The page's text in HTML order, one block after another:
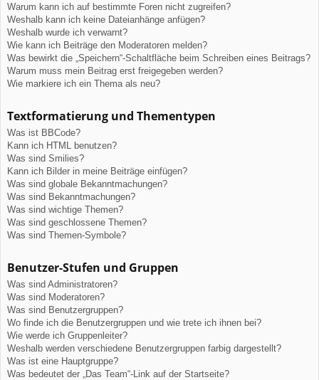
Warum kann ich auf bestimmte Foren nicht zugreifen?
Weshalb kann ich keine Dateianhänge anfügen?
Weshalb wurde ich verwarnt?
Wie kann ich Beiträge den Moderatoren melden?
Was bewirkt die „Speichern“-Schaltfläche beim Schreiben eines Beitrags?
Warum muss mein Beitrag erst freigegeben werden?
Wie markiere ich ein Thema als neu?
Textformatierung und Thementypen
Was ist BBCode?
Kann ich HTML benutzen?
Was sind Smilies?
Kann ich Bilder in meine Beiträge einfügen?
Was sind globale Bekanntmachungen?
Was sind Bekanntmachungen?
Was sind wichtige Themen?
Was sind geschlossene Themen?
Was sind Themen-Symbole?
Benutzer-Stufen und Gruppen
Was sind Administratoren?
Was sind Moderatoren?
Was sind Benutzergruppen?
Wo finde ich die Benutzergruppen und wie trete ich ihnen bei?
Wie werde ich Gruppenleiter?
Weshalb werden verschiedene Benutzergruppen farbig dargestellt?
Was ist eine Hauptgruppe?
Was bedeutet der „Das Team“-Link auf der Startseite?